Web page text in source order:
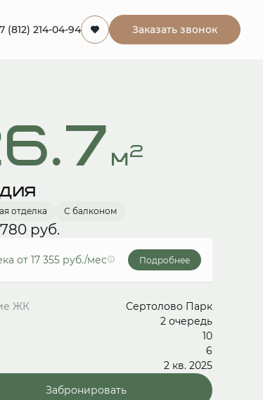
(812) 214-04-94 Заказать звонок
Забронировать
м2
отделка С балконом
руб.
от 17 355 руб./мес Подробнее
ЖК
Сертолово Парк
2 очередь
10
6
2 кв. 2025
Забронировать